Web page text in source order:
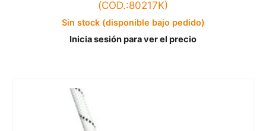
(COD.:80217K)
Sin stock (disponible bajo pedido)
Inicia sesión para ver el precio